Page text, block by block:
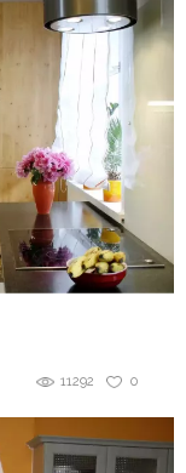
0
11292